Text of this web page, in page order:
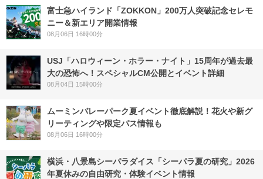
富士急ハイランド「ZOKKON」200万人突破記念セレモ
ニー＆新エリア開業情報
08月06日 16時00分
USJ「ハロウィーン・ホラー・ナイト」15周年が過去最
大の恐怖へ！スペシャルCM公開とイベント詳細
08月04日 15時00分
ムーミンバレーパーク夏イベント徹底解説！花火や新グ
リーティングや限定パス情報も
08月06日 16時00分
横浜・八景島シーパラダイス「シーパラ夏の研究」2026
年夏休みの自由研究・体験イベント情報